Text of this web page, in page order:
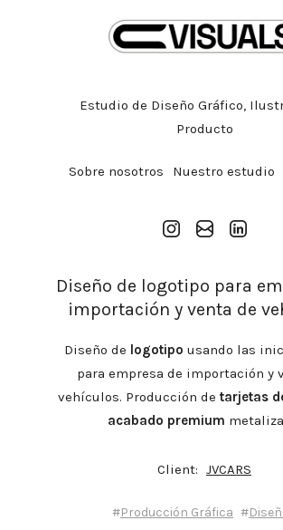
Estudio de Diseño Gráfico,
Producto
Sobre nosotros Nuestro estudio
Diseño de logotipo para
importación y venta de
Diseño de logotipo usando las
para empresa de importación y
vehículos. Producción de tarjetas
acabado premium
Client: JVCARS
#Producción Gráfica #